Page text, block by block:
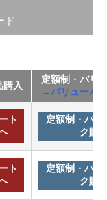
ド
購入
定額制・バリ
→バリューパ
ト
定額制・バリ
ク購
ト
定額制・バリ
ク購